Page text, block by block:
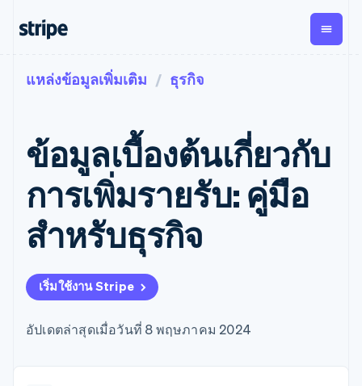
การชำระเงิน
การชำระเงิน
ออนไลน์
Payment links
การชำระเงิน
เขียนโค้ด
Checkout
UI การชำระ
Elements
องค์ประกอบ UI
ที่ยืดหยุ่น
เงิน
มากกว่า 125
รายรับ
รายรับตาม
แบบแผนล่วง
หน้า
Metronome
การเรียกเก็บ
ใช้งาน
การชำระเงิน
ตามรอบบิล
การชำระเงิน
ตามรอบบิล
Invoicing
ครั้งเดียวหรือ
ล่วงหน้า
Tax
ขายและ VAT
Global
Payouts
เบิกจ่าย
ให้กับ
ตามขั้น
ธุรกิจสตาร์ทอัพ
ตามกรณีใช้งาน
การค้าแบบใช้เอเจนต์
อีคอมเมิร์ซ
บริการทางการเงินที่ผสาน
รวมในตัว
การทำงานอัตโนมัติด้าน
การเงิน
การชำระเงินในแอป
เอกสารประกอบ
ข้อมูลอ้างอิงเกี่ยวกับ API
ไลบรารีและ SDK
Stripe Apps
คู่มือ
รับการชำระเงินออนไลน์
ติดตั้งใช้งานการชำระเงิน
สำเร็จรูป
สร้างแพลตฟอร์มหรือ
จัดการการชำระเงินตาม
เรียนรู้
เรื่องราวจากลูกค้า
คู่มือ
การสนับสนุน
รับการสนับสนุน
แพ็กเกจการสนับสนุนที่ได้
รับการจัดการ
บริการเฉพาะทาง
แหล่งข้อมูลเพิ่มเติม ธุรกิจ
ข้อมูลเบื้องต้นเกี่ยวกับ
การเพิ่มรายรับ: คู่มือ
สําหรับธุรกิจ
เริ่มใช้งาน Stripe
อัปเดตล่าสุดเมื่อวันที่ 8 พฤษภาคม 2024